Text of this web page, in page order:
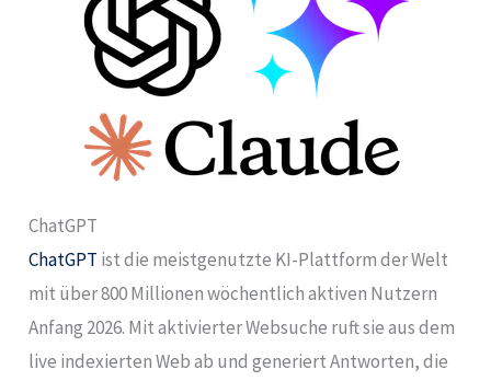
ChatGPT
ChatGPT ist die meistgenutzte KI-Plattform der Welt
mit über 800 Millionen wöchentlich aktiven Nutzern
Anfang 2026. Mit aktivierter Websuche ruft sie aus dem
live indexierten Web ab und generiert Antworten, die